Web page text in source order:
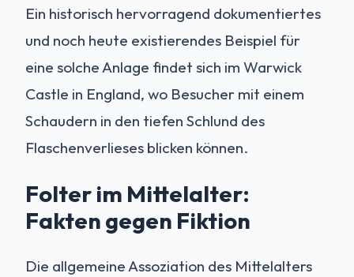
Ein historisch hervorragend dokumentiertes
und noch heute existierendes Beispiel für
eine solche Anlage findet sich im Warwick
Castle in England, wo Besucher mit einem
Schaudern in den tiefen Schlund des
Flaschenverlieses blicken können.
Folter im Mittelalter:
Fakten gegen Fiktion
Die allgemeine Assoziation des Mittelalters